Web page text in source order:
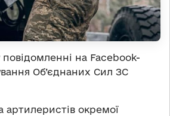
повідомленні на Facebook-
Об’єднаних Сил ЗС
окремої